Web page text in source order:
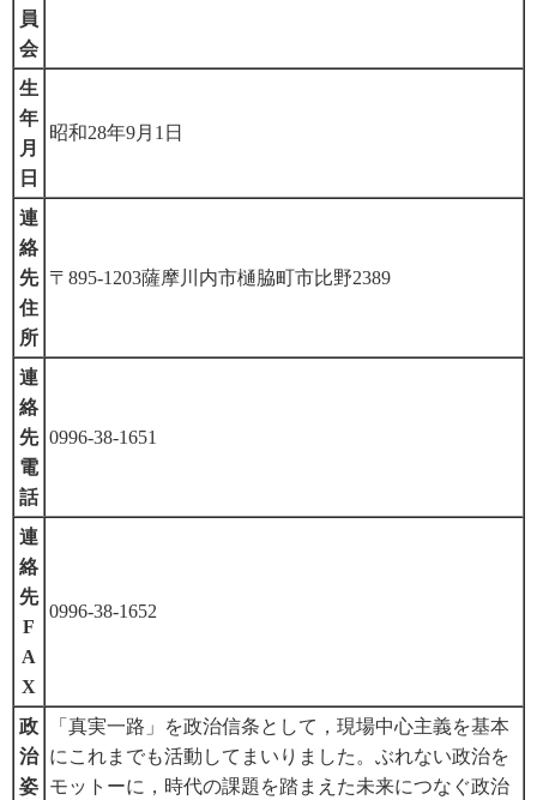
員
会
生
年
月
日
昭和28年9月1日
連
絡
先
住
所
〒895-1203薩摩川内市樋脇町市比野2389
連
絡
先
電
話
0996-38-1651
連
絡
先
F
A
X
0996-38-1652
政
治
姿
「真実一路」を政治信条として，現場中心主義を基本
にこれまでも活動してまいりました。ぶれない政治を
モットーに，時代の課題を踏まえた未来につなぐ政治